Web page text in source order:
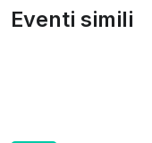
Eventi simili